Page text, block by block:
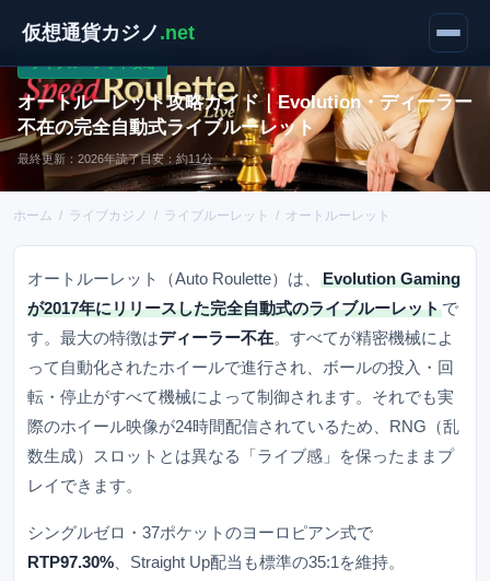
仮想通貨カジノ .net
ライブルーレット攻略
オートルーレット攻略ガイド｜Evolution・ディーラー
不在の完全自動式ライブルーレット
最終更新：2026年読了目安：約11分
ホーム / ライブカジノ / ライブルーレット / オートルーレット
オートルーレット（Auto Roulette）は、
Evolution Gaming
が2017年にリリースした完全自動式のライブルーレットで
す。最大の特徴はディーラー不在。すべてが精密機械によ
って自動化されたホイールで進行され、ボールの投入・回
転・停止がすべて機械によって制御されます。それでも実
際のホイール映像が24時間配信されているため、RNG（乱
数生成）スロットとは異なる「ライブ感」を保ったままプ
レイできます。
シングルゼロ・37ポケットのヨーロピアン式で
RTP97.30% 、Straight Up配当も標準の35:1を維持。